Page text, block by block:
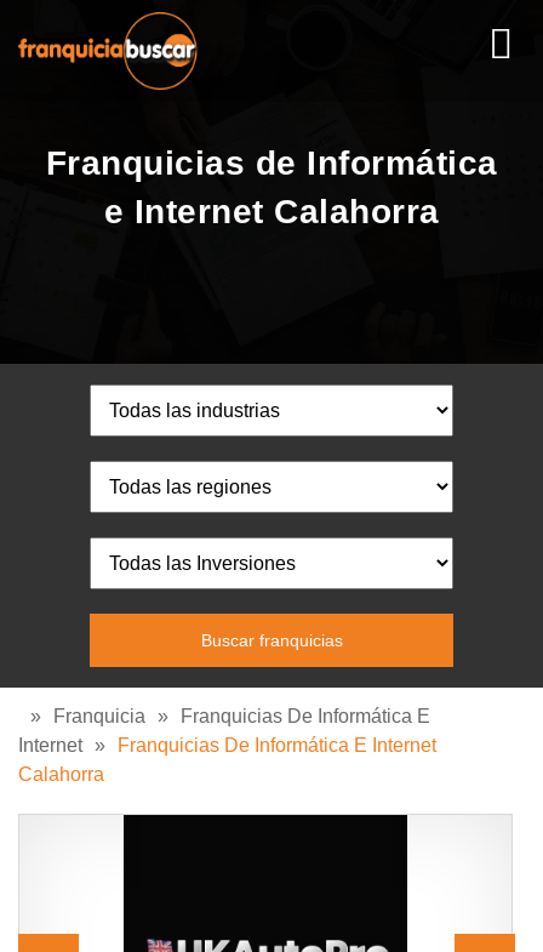
Franquicias de Informática
e Internet Calahorra
» Franquicia »
Franquicias De Informática E
Internet »
Franquicias De Informática E Internet
Calahorra